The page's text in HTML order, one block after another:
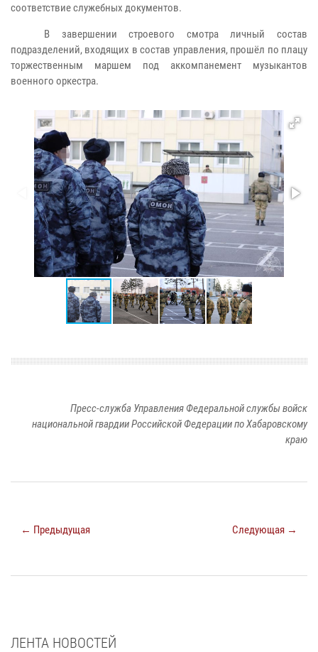
соответствие служебных документов.
В завершении строевого смотра личный состав
подразделений, входящих в состав управления, прошёл по плацу
торжественным маршем под аккомпанемент музыкантов
военного оркестра.
Пресс-служба Управления Федеральной службы войск
национальной гвардии Российской Федерации по Хабаровскому
краю
← Предыдущая Следующая →
ЛЕНТА НОВОСТЕЙ